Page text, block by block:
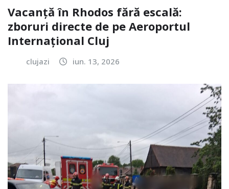
Vacanță în Rhodos fără escală:
zboruri directe de pe Aeroportul
Internațional Cluj
clujazi iun. 13, 2026